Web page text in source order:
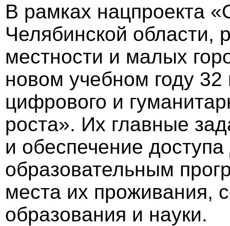
В рамках нацпроекта
Челябинской области,
местности и малых
новом учебном году
цифрового и
роста». Их главные
и обеспечение
образовательным
места их проживания,
образования и науки.